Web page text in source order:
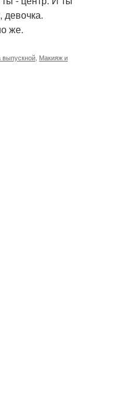
же.
выпускной Макияж и